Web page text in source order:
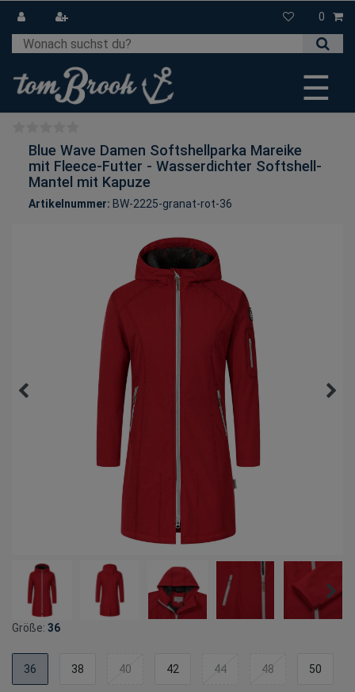
0
☰
Blue Wave Damen Softshellparka Mareike
mit Fleece-Futter - Wasserdichter Softshell-
Mantel mit Kapuze
Artikelnummer: BW-2225-granat-rot-36
Größe: 36
36 38 40 42 44 48 50